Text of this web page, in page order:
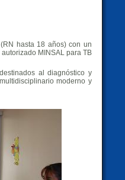
hasta 18 años) con un
MINSAL para TB
al diagnóstico y
moderno y